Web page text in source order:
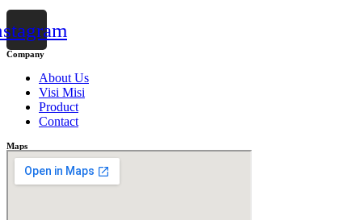
Company
About Us
Visi Misi
Product
Contact
Maps